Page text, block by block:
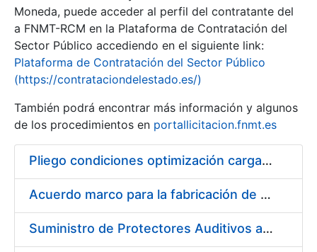
Mostra/Amaga
Moneda, puede acceder al perfil del contratante del
a FNMT-RCM en la Plataforma de Contratación del
Sector Público accediendo en el siguiente link:
Plataforma de Contratación del Sector Público
(https://contrataciondelestado.es/)
También podrá encontrar más información y algunos
de los procedimientos en portallicitacion.fnmt.es
Pliego condiciones optimización cargas compras firmado
Acuerdo marco para la fabricación de piezas
Suministro de Protectores Auditivos a medida para las personas trabajadoras de los Centros de Trabajo de Madrid y Burgos